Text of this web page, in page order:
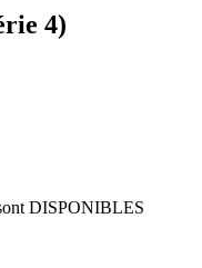
4)
DISPONIBLES